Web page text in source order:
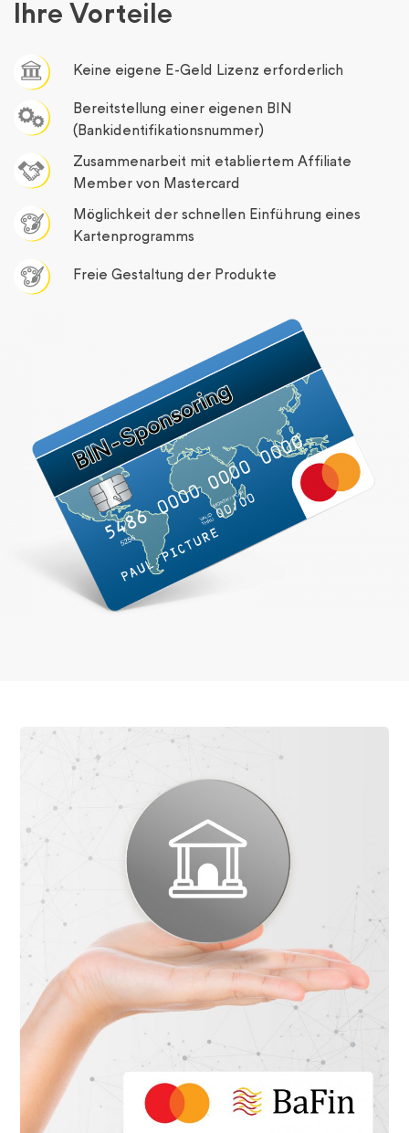
Ihre Vorteile
Keine eigene E-Geld Lizenz erforderlich
Bereitstellung einer eigenen BIN
(Bankidentifikationsnummer)
Zusammenarbeit mit etabliertem Affiliate
Member von Mastercard
Möglichkeit der schnellen Einführung eines
Kartenprogramms
Freie Gestaltung der Produkte